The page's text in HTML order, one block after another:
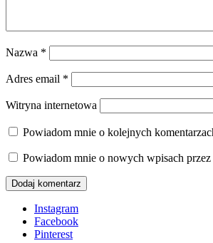
Nazwa *
Adres email *
Witryna internetowa
Powiadom mnie o kolejnych
Powiadom mnie o nowych wpisach przez
Instagram
Facebook
Pinterest